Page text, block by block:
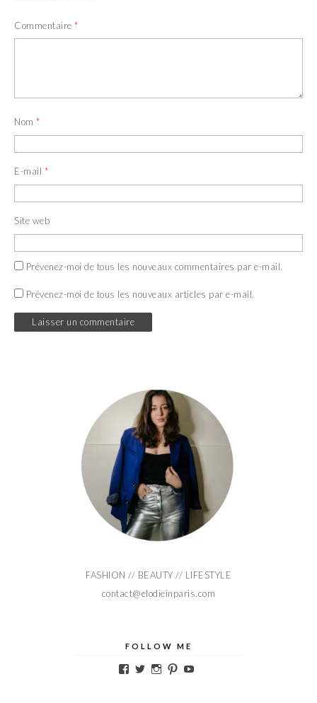
Commentaire *
Nom *
E-mail *
Site web
Prévenez-moi de tous les nouveaux commentaires par e-mail.
Prévenez-moi de tous les nouveaux articles par e-mail.
FASHION // BEAUTY // LIFESTYLE
contact@elodieinparis.com
FOLLOW ME
Voir Voir Voir Voir